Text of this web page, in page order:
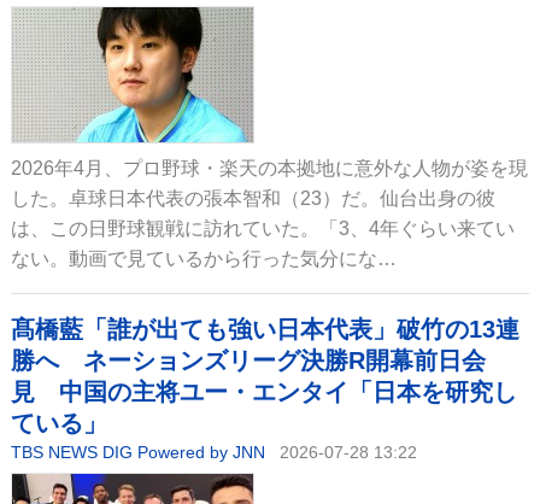
2026年4月、プロ野球・楽天の本拠地に意外な人物が姿を現
した。卓球日本代表の張本智和（23）だ。仙台出身の彼
は、この日野球観戦に訪れていた。「3、4年ぐらい来てい
ない。動画で見ているから行った気分にな…
髙橋藍「誰が出ても強い日本代表」破竹の13連
勝へ ネーションズリーグ決勝R開幕前日会
見 中国の主将ユー・エンタイ「日本を研究し
ている」
TBS NEWS DIG Powered by JNN 2026-07-28 13:22